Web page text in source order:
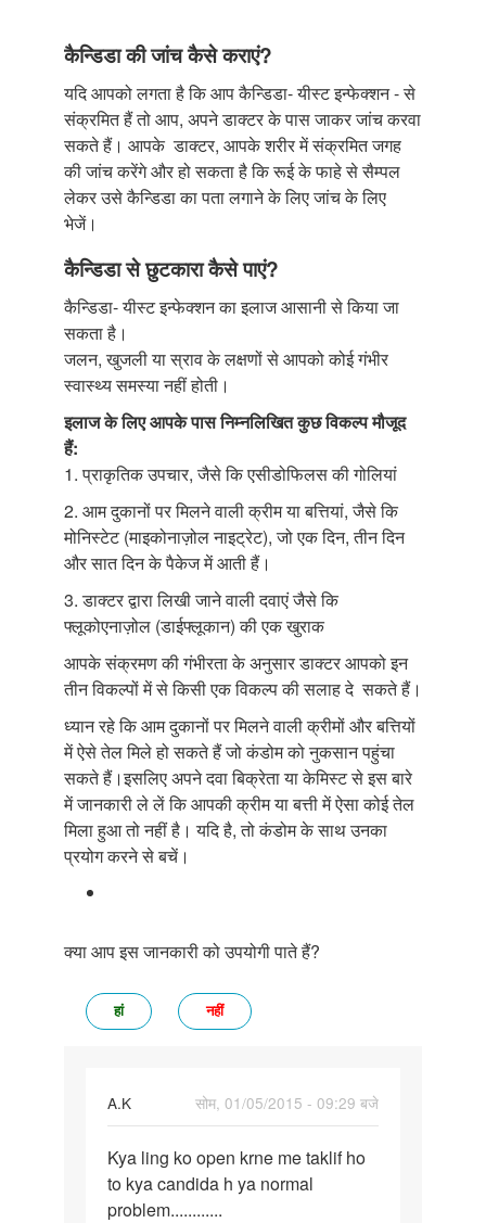
कैन्डिडा की जांच कैसे कराएं?
यदि आपको लगता है कि आप कैन्डिडा- यीस्ट इन्फेक्शन - से
संक्रमित हैं तो आप, अपने डाक्टर के पास जाकर जांच करवा
सकते हैं। आपके डाक्टर, आपके शरीर में संक्रमित जगह
की जांच करेंगे और हो सकता है कि रूई के फाहे से सैम्पल
लेकर उसे कैन्डिडा का पता लगाने के लिए जांच के लिए
भेजें।
कैन्डिडा से छुटकारा कैसे पाएं?
कैन्डिडा- यीस्ट इन्फेक्शन का इलाज आसानी से किया जा
सकता है।
जलन, खुजली या स्राव के लक्षणों से आपको कोई गंभीर
स्वास्थ्य समस्या नहीं होती।
इलाज के लिए आपके पास निम्नलिखित कुछ विकल्प मौजूद
हैं:
1. प्राकृतिक उपचार, जैसे कि एसीडोफिलस की गोलियां
2. आम दुकानों पर मिलने वाली क्रीम या बत्तियां, जैसे कि
मोनिस्टेट (माइकोनाज़ोल नाइट्रेट), जो एक दिन, तीन दिन
और सात दिन के पैकेज में आती हैं।
3. डाक्टर द्वारा लिखी जाने वाली दवाएं जैसे कि
फ्लूकोएनाज़ोल (डाईफ्लूकान) की एक खुराक
आपके संक्रमण की गंभीरता के अनुसार डाक्टर आपको इन
तीन विकल्पों में से किसी एक विकल्प की सलाह दे सकते हैं।
ध्यान रहे कि आम दुकानों पर मिलने वाली क्रीमों और बत्तियों
में ऐसे तेल मिले हो सकते हैं जो कंडोम को नुकसान पहुंचा
सकते हैं।इसलिए अपने दवा बिक्रेता या केमिस्ट से इस बारे
में जानकारी ले लें कि आपकी क्रीम या बत्ती में ऐसा कोई तेल
मिला हुआ तो नहीं है। यदि है, तो कंडोम के साथ उनका
प्रयोग करने से बचें।
क्या आप इस जानकारी को उपयोगी पाते हैं?
हां नहीं
A.K
सोम, 01/05/2015 - 09:29 बजे
Kya
ling
ko
Kya ling ko open krne me taklif ho
to kya candida h ya normal
problem............